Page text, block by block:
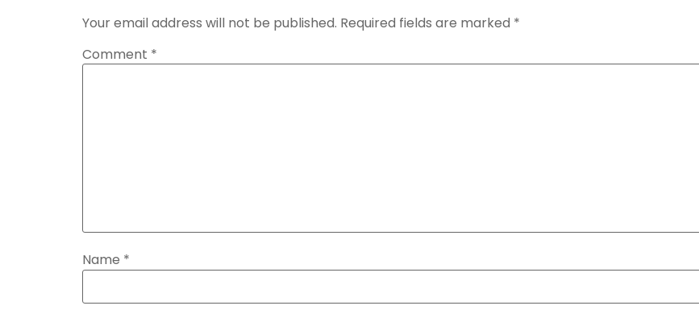
Your email address will not be published. Required fields are marked *
Comment *
Name *